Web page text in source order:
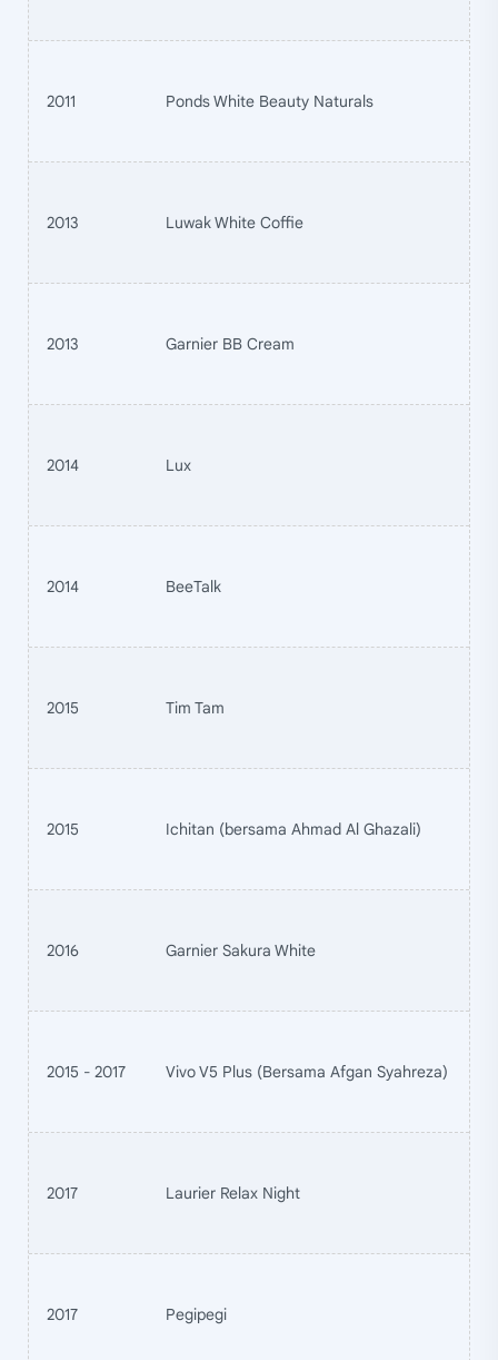
2011 Ponds White Beauty Naturals
2013 Luwak White Coffie
2013 Garnier BB Cream
2014 Lux
2014 BeeTalk
2015 Tim Tam
2015 Ichitan (bersama Ahmad Al Ghazali)
2016 Garnier Sakura White
2015 - 2017 Vivo V5 Plus (Bersama Afgan Syahreza)
2017 Laurier Relax Night
2017 Pegipegi